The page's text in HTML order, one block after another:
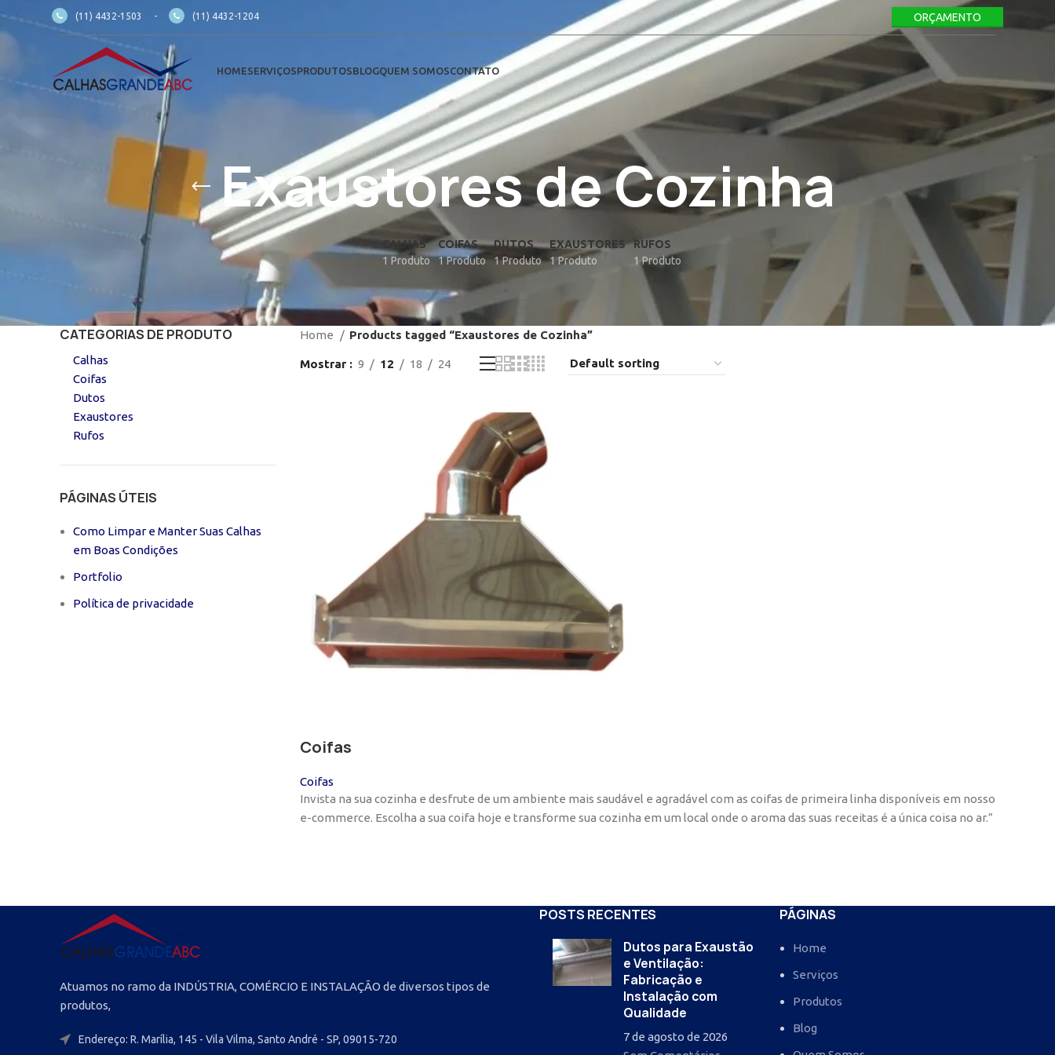
(11) 4432-1503 - (11) 4432-1204 ORÇAMENTO
HOMESERVIÇOSPRODUTOSBLOGQUEM SOMOSCONTATO
Exaustores de Cozinha
CALHAS
1 Produto
COIFAS
1 Produto
DUTOS
1 Produto
EXAUSTORES
1 Produto
RUFOS
1 Produto
CATEGORIAS DE PRODUTO
Calhas
Coifas
Dutos
Exaustores
Rufos
PÁGINAS ÚTEIS
Como Limpar e Manter Suas Calhas
em Boas Condições
Portfolio
Política de privacidade
Home Products tagged “Exaustores de Cozinha”
Mostrar 9 12 18 24
Coifas
Coifas
Invista na sua cozinha e desfrute de um ambiente mais saudável e agradável com as coifas de primeira linha disponíveis em nosso
e-commerce. Escolha a sua coifa hoje e transforme sua cozinha em um local onde o aroma das suas receitas é a única coisa no ar.”
Atuamos no ramo da INDÚSTRIA, COMÉRCIO E INSTALAÇÃO de diversos tipos de
produtos,
Endereço: R. Marília, 145 - Vila Vilma, Santo André - SP, 09015-720
POSTS RECENTES
Dutos para Exaustão
e Ventilação:
Fabricação e
Instalação com
Qualidade
7 de agosto de 2026
PÁGINAS
Home
Serviços
Produtos
Blog